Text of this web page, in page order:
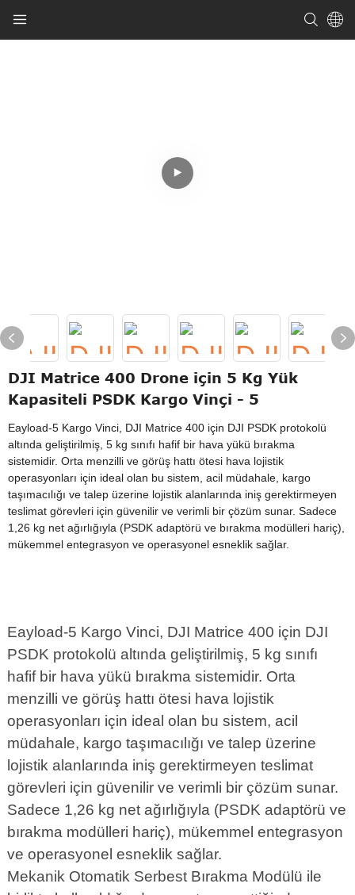
DJI Matrice 400 Drone için 5 Kg Yük
Kapasiteli PSDK Kargo Vinçi - 5
Eayload-5 Kargo Vinci, DJI Matrice 400 için DJI PSDK protokolü
altında geliştirilmiş, 5 kg sınıfı hafif bir hava yükü bırakma
sistemidir. Orta menzilli ve görüş hattı ötesi hava lojistik
operasyonları için ideal olan bu sistem, acil müdahale, kargo
taşımacılığı ve talep üzerine lojistik alanlarında iniş gerektirmeyen
teslimat görevleri için güvenilir ve verimli bir çözüm sunar. Sadece
1,26 kg net ağırlığıyla (PSDK adaptörü ve bırakma modülleri hariç),
mükemmel entegrasyon ve operasyonel esneklik sağlar.
Eayload-5 Kargo Vinci, DJI Matrice 400 için DJI
PSDK protokolü altında geliştirilmiş, 5 kg sınıfı
hafif bir hava yükü bırakma sistemidir. Orta
menzilli ve görüş hattı ötesi hava lojistik
operasyonları için ideal olan bu sistem, acil
müdahale, kargo taşımacılığı ve talep üzerine
lojistik alanlarında iniş gerektirmeyen teslimat
görevleri için güvenilir ve verimli bir çözüm sunar.
Sadece 1,26 kg net ağırlığıyla (PSDK adaptörü ve
bırakma modülleri hariç), mükemmel entegrasyon
ve operasyonel esneklik sağlar.
Mekanik Otomatik Serbest Bırakma Modülü ile